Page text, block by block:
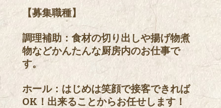
【募集職種】
調理補助：食材の切り出しや揚げ物煮
物などかんたんな厨房内のお仕事で
す。
ホール：はじめは笑顔で接客できれば
OK！出来ることからお任せします！